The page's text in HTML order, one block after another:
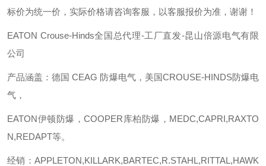
标价为统一价，实际价格请咨询客服，以客服报价为准，谢谢！
EATON Crouse-Hinds全国总代理-工厂直发-昆山倍源电气有限
公司
产品涵盖：德国 CEAG 防爆电气，美国CROUSE-HINDS防爆电
气，
EATON伊顿防爆，COOPER库柏防爆，MEDC,CAPRI,RAXTO
N,REDAPT等。
经销：APPLETON,KILLARK,BARTEC,R.STAHL,RITTAL,HAWK